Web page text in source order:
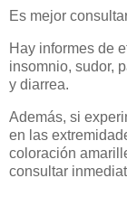
Es mejor
Hay informes de
insomnio, sudor,
y diarrea.
Además, si
en las
coloración
consultar